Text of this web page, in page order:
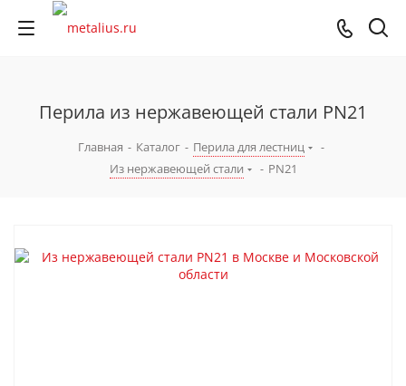
Перила из нержавеющей стали PN21
Главная - Каталог - Перила для лестниц
-
Из нержавеющей стали
- PN21